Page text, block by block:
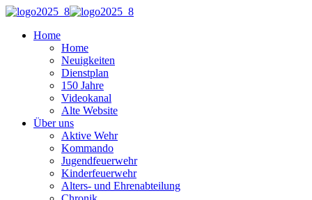
Home
Home
Neuigkeiten
Dienstplan
150 Jahre
Videokanal
Alte Website
Über uns
Aktive Wehr
Kommando
Jugendfeuerwehr
Kinderfeuerwehr
Alters- und Ehrenabteilung